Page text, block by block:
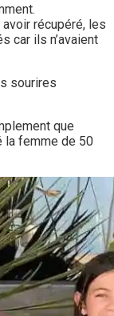
avoir récupéré, les
car ils n’avaient
sourires
que
la femme de 50